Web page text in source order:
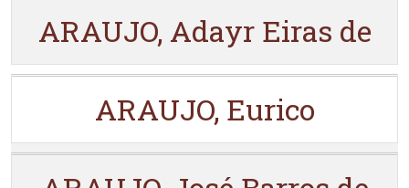
ARAUJO, Adayr Eiras de
ARAUJO, Eurico